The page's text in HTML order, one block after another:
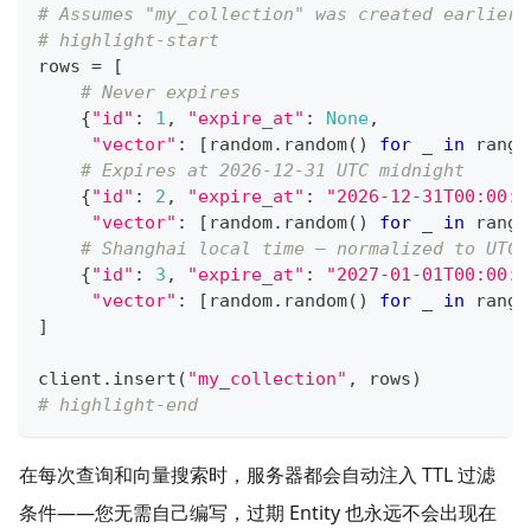
# Assumes "my_collection" was created
# highlight-start
rows =
[
# Never expires
{"id" : 1 , "expire_at" : None,
"vector" : [ random. random( ) for in range
# Expires at 2026-12-31 UTC midnight
{"id" : 2 , "expire_at" :
"2026-12-
"vector" : [ random. random( ) for in range
# Shanghai local time — normalized to
{"id" : 3 , "expire_at" :
"2027-01-
"vector" : [ random. random( ) for in range
]
client . insert ( "my_collection" , rows)
# highlight-end
在每次查询和向量搜索时，服务器都会自动注入 TTL 过滤
条件——您无需自己编写，过期 Entity 也永远不会出现在